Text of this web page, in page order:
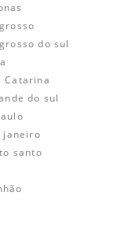
do sul
Catarina
do sul
janeiro
santo